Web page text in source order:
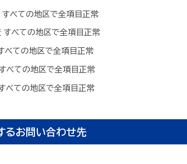
べての地区で全項目正常
べての地区で全項目正常
ての地区で全項目正常
ての地区で全項目正常
ての地区で全項目正常
るお問い合わせ先